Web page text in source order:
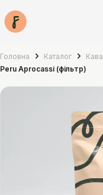
Головна Каталог Кава
Peru Aprocassi (фільтр)